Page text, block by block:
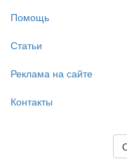
Помощь
Статьи
Реклама на сайте
Контакты